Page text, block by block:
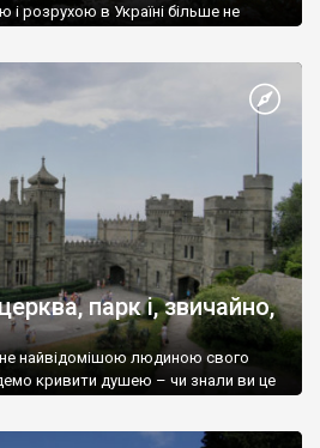
і розрухою в Україні більше не
парк і, звичайно,
найвідомішою людиною свого
кривити душею – чи знали ви це